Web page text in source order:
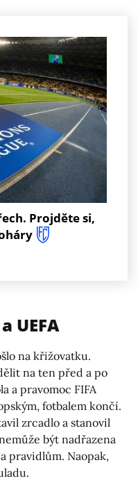
Projděte si,
UEFA
na křižovatku.
na ten před a po
a pravomoc FIFA
fotbalem končí.
zrcadlo a stanovil
být nadřazena
pravidlům. Naopak,